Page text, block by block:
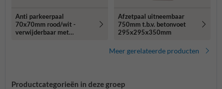
Anti parkeerpaal
70x70mm rood/wit -
verwijderbaar met
Afzetpaal uitneembaar
750mm t.b.v. betonvoet
295x295x350mm
Meer gerelateerde producten
Productcategorieën in deze groep